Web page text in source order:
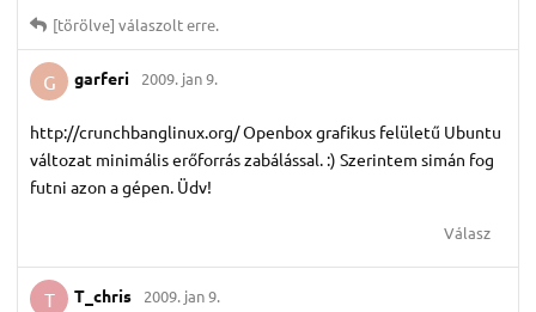
[törölve] válaszolt erre.
G garferi 2009. jan 9.
http://crunchbanglinux.org/ Openbox grafikus felületű Ubuntu
változat minimális erőforrás zabálással. :) Szerintem simán fog
futni azon a gépen. Üdv!
Válasz
T T_chris 2009. jan 9.